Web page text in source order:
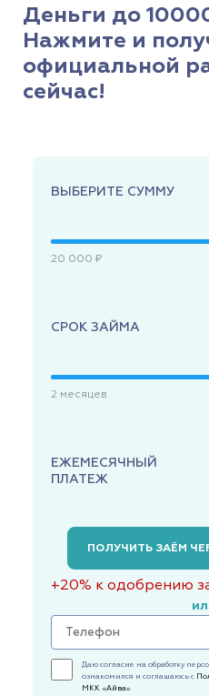
Деньги до
Нажмите и
официальной
сейчас!
ВЫБЕРИТЕ СУММУ
20 000 ₽
СРОК ЗАЙМА
2 месяцев
ЕЖЕМЕСЯЧНЫЙ
ПЛАТЕЖ
ПОЛУЧИТЬ ЗАЁМ
+20% к одобрению
Даю согласие на обработку
ознакомился и соглашаюсь с
МКК «Айва»